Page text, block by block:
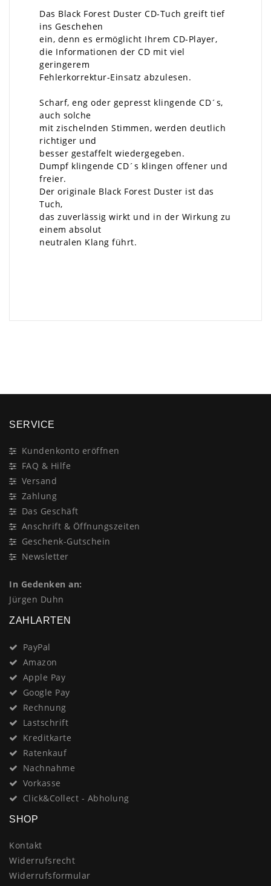
Das Black Forest Duster CD-Tuch greift tief
ins Geschehen
ein, denn es ermöglicht Ihrem CD-Player,
die Informationen der CD mit viel
geringerem
Fehlerkorrektur-Einsatz abzulesen.
Scharf, eng oder gepresst klingende CD´s,
auch solche
mit zischelnden Stimmen, werden deutlich
richtiger und
besser gestaffelt wiedergegeben.
Dumpf klingende CD´s klingen offener und
freier.
Der originale Black Forest Duster ist das
Tuch,
das zuverlässig wirkt und in der Wirkung zu
einem absolut
neutralen Klang führt.
SERVICE
Kundenkonto eröffnen
FAQ & Hilfe
Versand
Zahlung
Das Geschäft
Anschrift & Öffnungszeiten
Geschenk-Gutschein
Newsletter
In Gedenken an:
Jürgen Duhn
ZAHLARTEN
PayPal
Amazon
Apple Pay
Google Pay
Rechnung
Lastschrift
Kreditkarte
Ratenkauf
Nachnahme
Vorkasse
Click&Collect - Abholung
SHOP
Kontakt
Widerrufsrecht
Widerrufsformular